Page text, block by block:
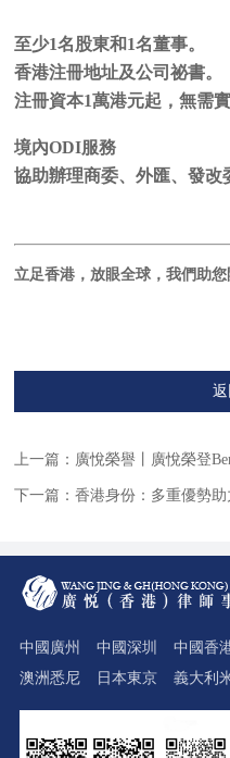
至少1名股東和1名董事。
香港注冊地址及公司祕書。
注冊資本1萬港元起，無需實
境內ODI服務
協助辦理商委、外匯、發改
立足香港，放眼全球，我們助您
上一篇： 廣悅榮譽丨廣悅榮登
下一篇：香港身份：多重優勢
中國廣州 中國深圳 中國香
澳洲悉尼
日本東京 義大利